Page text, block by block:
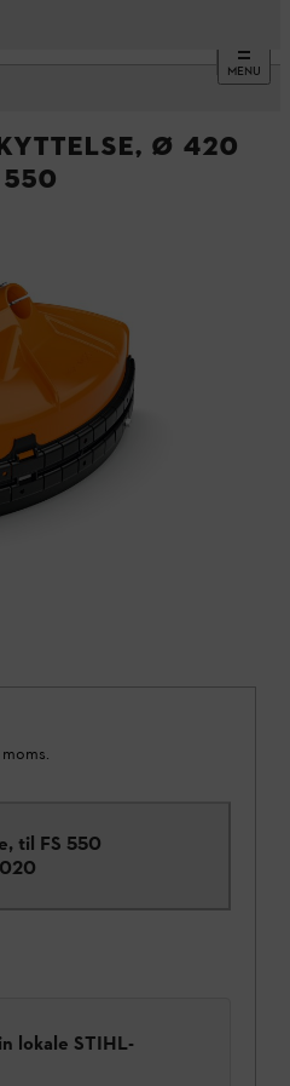
MENU
Ø 420
til FS 550
lokale STIHL-